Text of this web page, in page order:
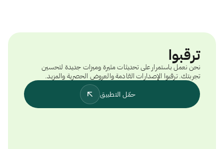
ترقبوا
نحن نعمل باستمرار على تحديثات مثيرة وميزات جديدة لتحسين
تجربتك. ترقبوا الإصدارات القادمة والعروض الحصرية والمزيد.
حمّل التطبيق